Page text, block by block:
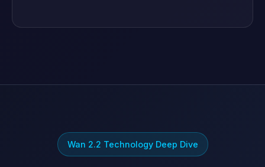
Wan 2.2 Technology Deep Dive